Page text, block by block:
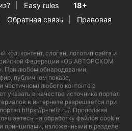
Easy rules
18+
Обратная связь
Правовая
контент, слоган, логотип сайта и
Федерации «ОБ АВТОРСКОМ
любом обнародовании,
публичном показе,
частичном) любого контента в
указать в качестве источника портал
в интернете разрешается при
https://p-reliz.ru/. Продолжая
на обработку файлов cookie
принципами, изложенными в разделе